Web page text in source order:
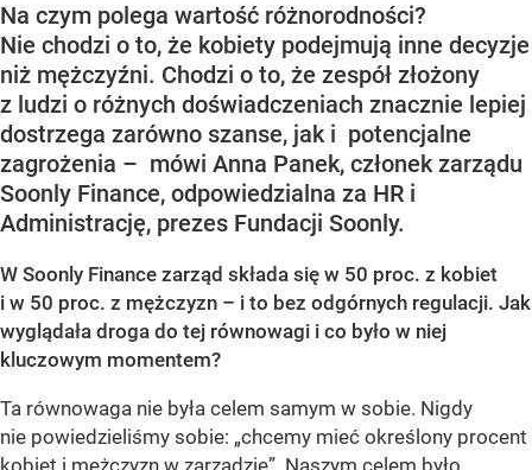
Na czym polega wartość różnorodności?
Nie chodzi o to, że kobiety podejmują inne decyzje
niż mężczyźni. Chodzi o to, że zespół złożony
z ludzi o różnych doświadczeniach znacznie lepiej
dostrzega zarówno szanse, jak i potencjalne
zagrożenia – mówi Anna Panek, członek zarządu
Soonly Finance, odpowiedzialna za HR i
Administrację, prezes Fundacji Soonly.
W Soonly Finance zarząd składa się w 50 proc. z kobiet
i w 50 proc. z mężczyzn – i to bez odgórnych regulacji. Jak
wyglądała droga do tej równowagi i co było w niej
kluczowym momentem?
Ta równowaga nie była celem samym w sobie. Nigdy
nie powiedzieliśmy sobie: „chcemy mieć określony procent
kobiet i mężczyzn w zarządzie”. Naszym celem było